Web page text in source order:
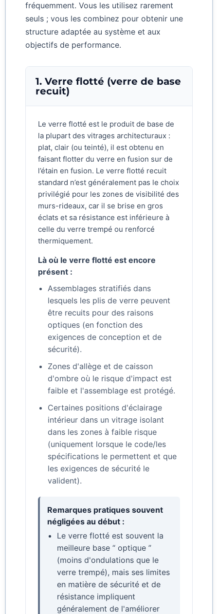
fréquemment. Vous les utilisez rarement
seuls ; vous les combinez pour obtenir une
structure adaptée au système et aux
objectifs de performance.
1. Verre flotté (verre de base
recuit)
Le verre flotté est le produit de base de
la plupart des vitrages architecturaux :
plat, clair (ou teinté), il est obtenu en
faisant flotter du verre en fusion sur de
l’étain en fusion. Le verre flotté recuit
standard n’est généralement pas le choix
privilégié pour les zones de visibilité des
murs-rideaux, car il se brise en gros
éclats et sa résistance est inférieure à
celle du verre trempé ou renforcé
thermiquement.
Là où le verre flotté est encore
présent :
Assemblages stratifiés dans
lesquels les plis de verre peuvent
être recuits pour des raisons
optiques (en fonction des
exigences de conception et de
sécurité).
Zones d'allège et de caisson
d'ombre où le risque d'impact est
faible et l'assemblage est protégé.
Certaines positions d'éclairage
intérieur dans un vitrage isolant
dans les zones à faible risque
(uniquement lorsque le code/les
spécifications le permettent et que
les exigences de sécurité le
valident).
Remarques pratiques souvent
négligées au début :
Le verre flotté est souvent la
meilleure base “ optique ”
(moins d'ondulations que le
verre trempé), mais ses limites
en matière de sécurité et de
résistance impliquent
généralement de l'améliorer